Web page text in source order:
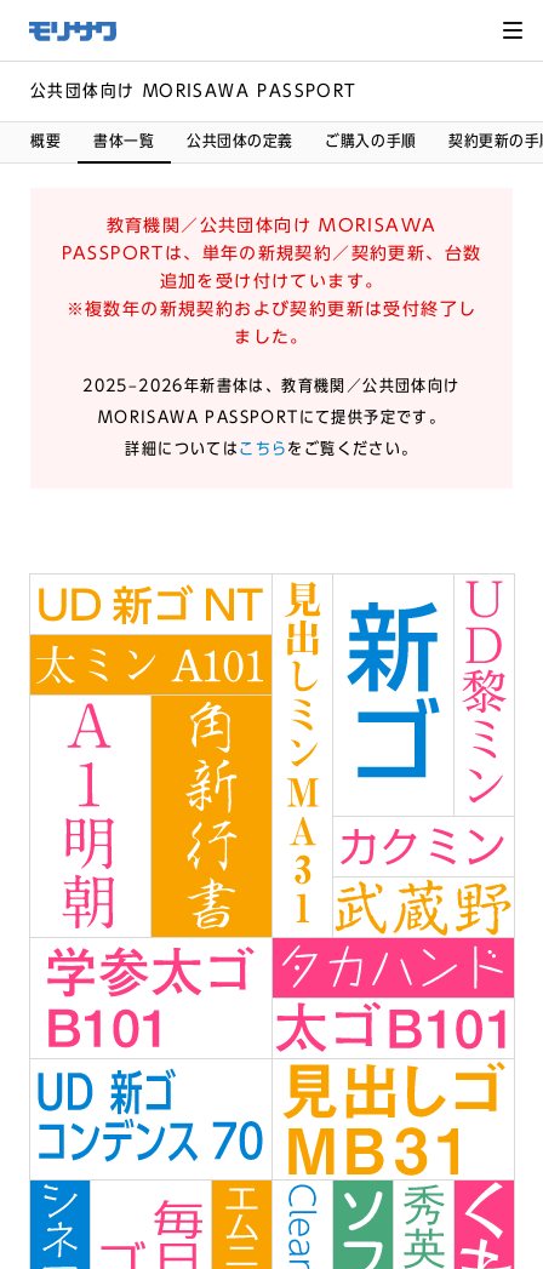
メ
ニュー
飛ばし
へ移動
公共団体向け MORISAWA PASSPORT
概要 書体一覧 公共団体の定義 ご購入の手順 契約更新の手
教育機関／公共団体向け MORISAWA
PASSPORTは、単年の新規契約／契約更新、台数
追加を受け付けています。
※複数年の新規契約および契約更新は受付終了し
ました。
2025–2026年新書体は、教育機関／公共団体向け
MORISAWA PASSPORTにて提供予定です。
詳細については こちら をご覧ください。